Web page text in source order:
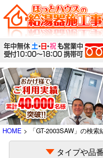
HOME > 「GT-2003SAW」の検索
タイプや品